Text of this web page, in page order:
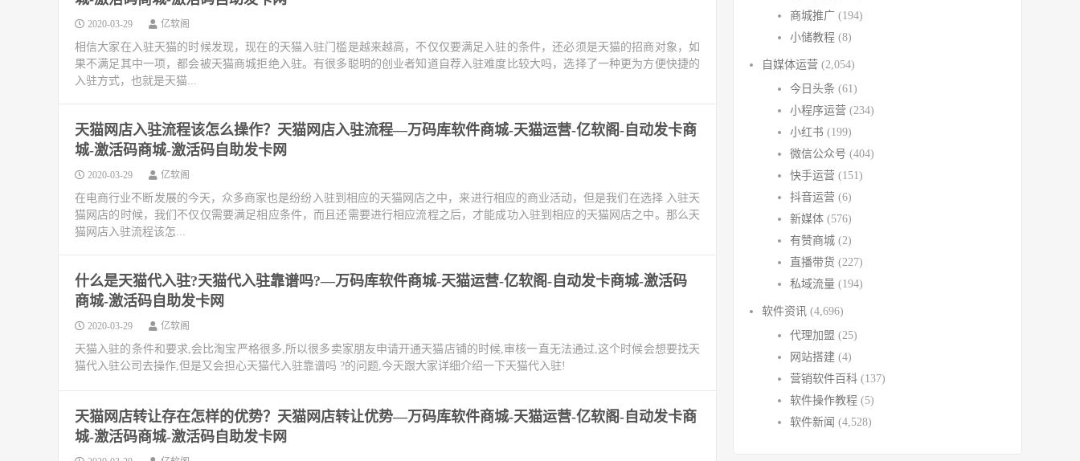
2020-03-29 亿软阁
相信大家在入驻天猫的时候发现，现在的天猫入驻门槛是越来越高，不仅仅要满足入驻的条件，还必须是天猫的招商对象，如
果不满足其中一项，都会被天猫商城拒绝入驻。有很多聪明的创业者知道自荐入驻难度比较大吗，选择了一种更为方便快捷的
入驻方式，也就是天猫...
天猫网店入驻流程该怎么操作？天猫网店入驻流程—万码库软件商城-天猫运营-亿软阁-自动发卡商
城-激活码商城-激活码自助发卡网
2020-03-29 亿软阁
在电商行业不断发展的今天，众多商家也是纷纷入驻到相应的天猫网店之中，来进行相应的商业活动，但是我们在选择 入驻天
猫网店的时候，我们不仅仅需要满足相应条件，而且还需要进行相应流程之后，才能成功入驻到相应的天猫网店之中。那么天
猫网店入驻流程该怎...
什么是天猫代入驻?天猫代入驻靠谱吗?—万码库软件商城-天猫运营-亿软阁-自动发卡商城-激活码
商城-激活码自助发卡网
2020-03-29 亿软阁
天猫入驻的条件和要求,会比淘宝严格很多,所以很多卖家朋友申请开通天猫店铺的时候,审核一直无法通过,这个时候会想要找天
猫代入驻公司去操作,但是又会担心天猫代入驻靠谱吗 ?的问题,今天跟大家详细介绍一下天猫代入驻!
天猫网店转让存在怎样的优势？天猫网店转让优势—万码库软件商城-天猫运营-亿软阁-自动发卡商
城-激活码商城-激活码自助发卡网
商城推广 (194)
小储教程 (8)
自媒体运营 (2,054)
今日头条 (61)
小程序运营 (234)
小红书 (199)
微信公众号 (404)
快手运营 (151)
抖音运营 (6)
新媒体 (576)
有赞商城 (2)
直播带货 (227)
私域流量 (194)
软件资讯 (4,696)
代理加盟 (25)
网站搭建 (4)
营销软件百科 (137)
软件操作教程 (5)
软件新闻 (4,528)